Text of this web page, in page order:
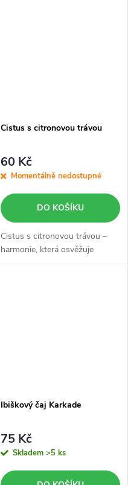
Cistus s citronovou trávou
60 Kč
Momentálně nedostupné
DO KOŠÍKU
Cistus s citronovou trávou –
harmonie, která osvěžuje
Ibiškový čaj Karkade
75 Kč
Skladem >5 ks